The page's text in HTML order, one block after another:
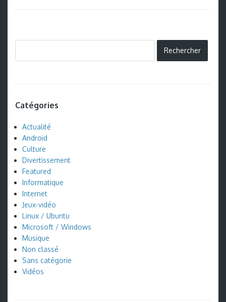
Catégories
Actualité
Android
Culture
Divertissement
Featured
Informatique
Internet
Jeux-vidéo
Linux / Ubuntu
Microsoft / Windows
Musique
Non classé
Sans catégorie
Vidéos